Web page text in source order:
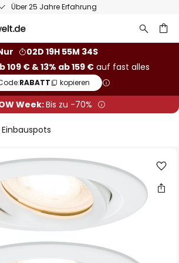
Über 25 Jahre Erfahrung
02D 19H 55M 33S
109 € & 13% ab 159 €auf fast alles
RABATT kopieren
Week:Bis zu -70%